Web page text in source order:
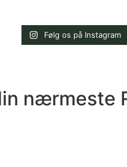
Følg os på Instagram
nærmeste